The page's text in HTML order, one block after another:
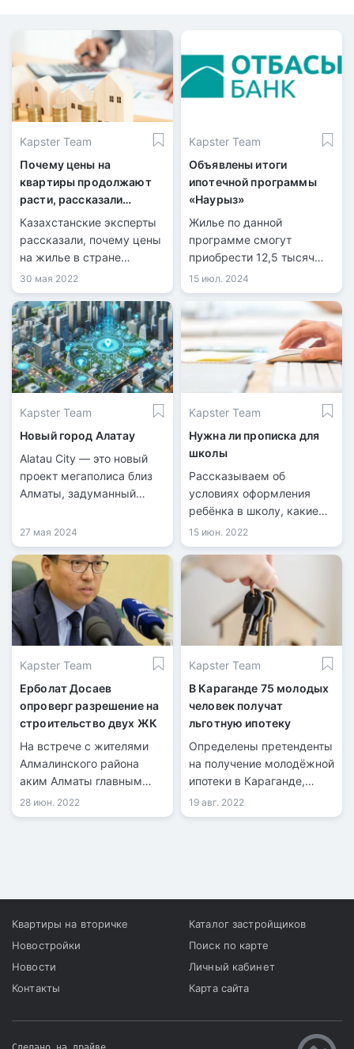
Kapster Team
Почему цены на
квартиры продолжают
расти, рассказали
казахстанские эксперты
Казахстанские эксперты
рассказали, почему цены
на жилье в стране
продолжают расти, при
том что продажи квартир
значительно упали,
передает корреспондент
Tengrinews.kz.
30 мая 2022
Kapster Team
Объявлены итоги
ипотечной программы
«Наурыз»
Жилье по данной
программе смогут
приобрести 12,5 тысяч
казахстанцев.
15 июл. 2024
Kapster Team
Новый город Алатау
Alatau City — это новый
проект мегаполиса близ
Алматы, задуманный
бизнес-хабом и
Сингапуром Центральной
Азии.
27 мая 2024
Kapster Team
Нужна ли прописка для
школы
Рассказываем об
условиях оформления
ребёнка в школу, какие
документы нужны и
какую роль в этом играет
прописка по месту
жительства.
15 июн. 2022
Kapster Team
Ерболат Досаев
опроверг разрешение на
строительство двух ЖК
На встрече с жителями
Алмалинского района
аким Алматы главным
образом обсуждал
проблему точечной
28 июн. 2022
Kapster Team
В Караганде 75 молодых
человек получат
льготную ипотеку
Определены претенденты
на получение молодёжной
ипотеки в Караганде,
передает
информационная служба
работающей молодёжи
стал акимат области
совместно с Отбасы
19 авг. 2022
Квартиры на вторичке
Новостройки
Новости
Контакты
Каталог застройщиков
Поиск по карте
Личный кабинет
Карта сайта